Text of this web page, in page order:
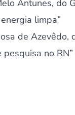
Antunes, do
limpa”
de
no RN”